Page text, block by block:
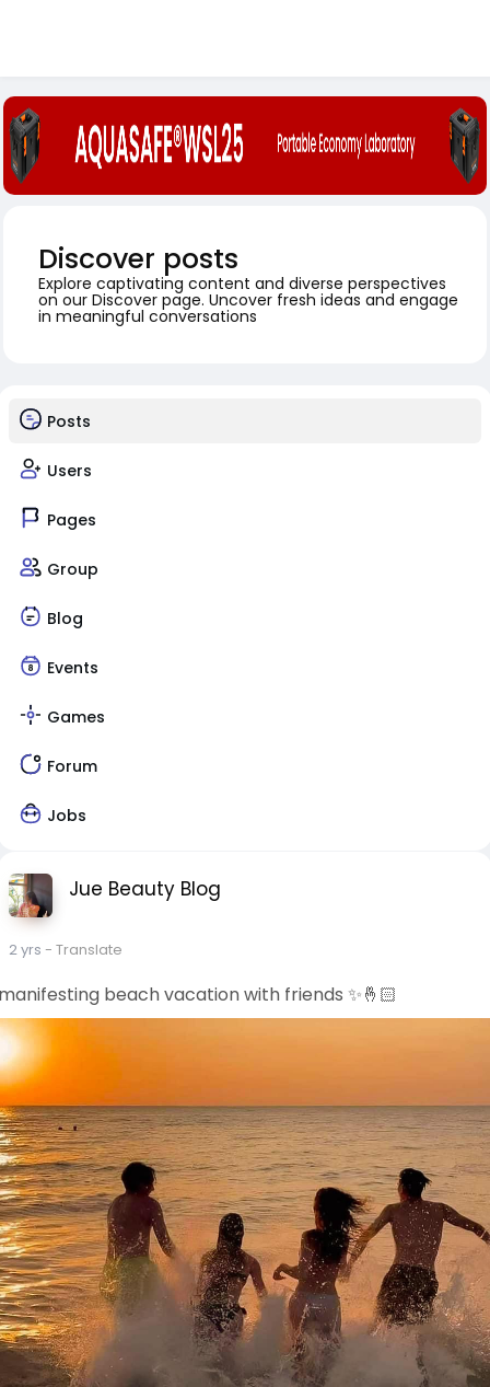
Discover posts
Explore captivating content and diverse perspectives
on our Discover page. Uncover fresh ideas and engage
in meaningful conversations
Posts
Users
Pages
Group
Blog
Events
Games
Forum
Jobs
Jue Beauty Blog
2 yrs - Translate
beach vacation with friends ✨️🤞🏻